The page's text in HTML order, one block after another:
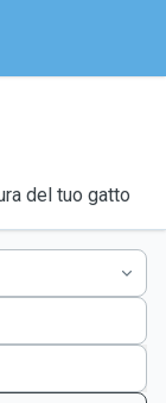
del tuo gatto